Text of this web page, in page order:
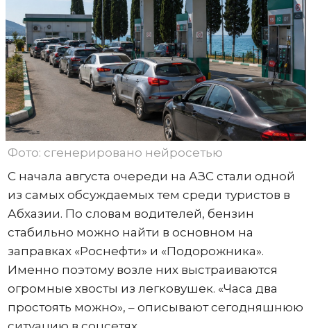
Фото: сгенерировано нейросетью
С начала августа очереди на АЗС стали одной
из самых обсуждаемых тем среди туристов в
Абхазии. По словам водителей, бензин
стабильно можно найти в основном на
заправках «Роснефти» и «Подорожника».
Именно поэтому возле них выстраиваются
огромные хвосты из легковушек. «Часа два
простоять можно», – описывают сегодняшнюю